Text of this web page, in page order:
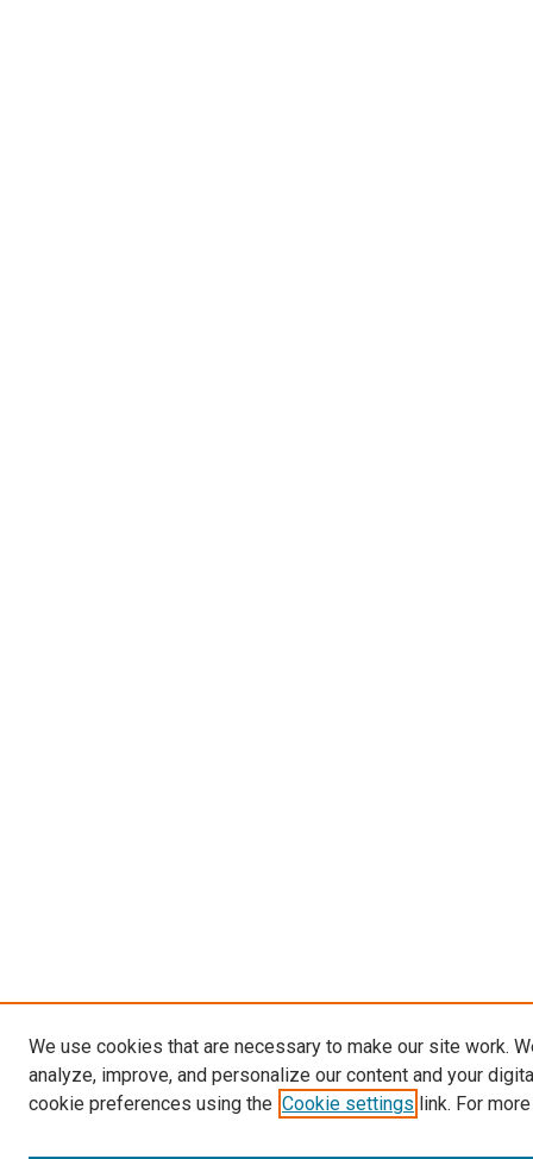
We use cookies that are necessary to make our site work.
analyze, improve, and personalize our content and your
cookie preferences using the Cookie settings link. For